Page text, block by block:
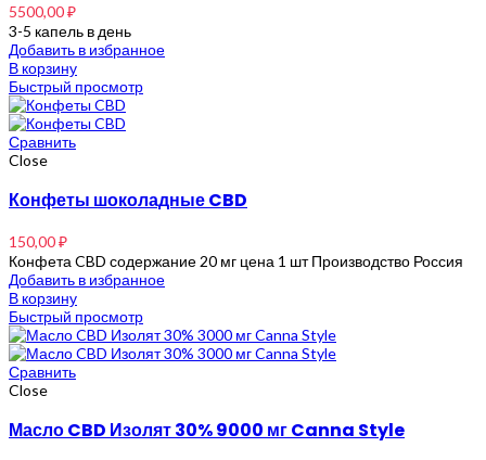
5500,00₽
3-5 капель в день
Добавить в избранное
В корзину
Быстрый просмотр
Сравнить
Close
Конфеты шоколадные CBD
150,00₽
Конфета CBD содержание 20 мг цена 1 шт Производство Россия
Добавить в избранное
В корзину
Быстрый просмотр
Сравнить
Close
Масло CBD Изолят 30% 9000 мг Canna Style